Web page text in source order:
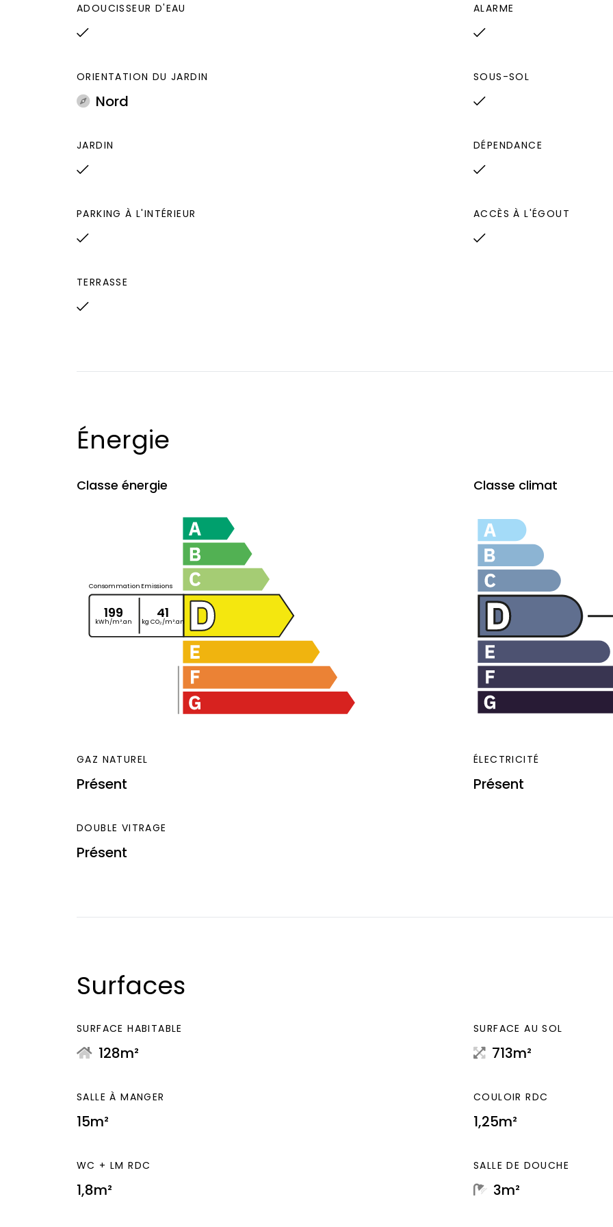
www.georisques.gouv.fr
ADOUCISSEUR D'EAU ALARME
ORIENTATION DU JARDIN
Nord
SOUS-SOL
JARDIN DÉPENDANCE
PARKING À L'INTÉRIEUR ACCÈS À L'ÉGOUT
TERRASSE
Énergie
Classe énergie
Consommation
199
kWh/m².an
Emissions
41
kg CO₂/m².an
Classe climat
GAZ NATUREL
Présent
ÉLECTRICITÉ
Présent
DOUBLE VITRAGE
Présent
Surfaces
SURFACE HABITABLE
128m²
SURFACE AU SOL
713m²
SALLE À MANGER
15m²
COULOIR RDC
1,25m²
WC + LM RDC
1,8m²
SALLE DE DOUCHE
3m²